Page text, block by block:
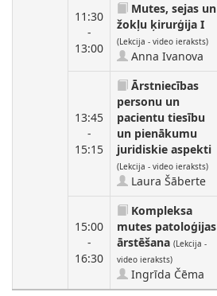
11:30
-
13:00
Mutes, sejas un
žokļu ķirurģija I
(Lekcija - video ieraksts)
Anna Ivanova
13:45
-
15:15
Ārstniecības
personu un
pacientu tiesību
un pienākumu
juridiskie aspekti
(Lekcija - video ieraksts)
Laura Šāberte
15:00
-
16:30
Kompleksa
mutes patoloģijas
ārstēšana (Lekcija -
video ieraksts)
Ingrīda Čēma